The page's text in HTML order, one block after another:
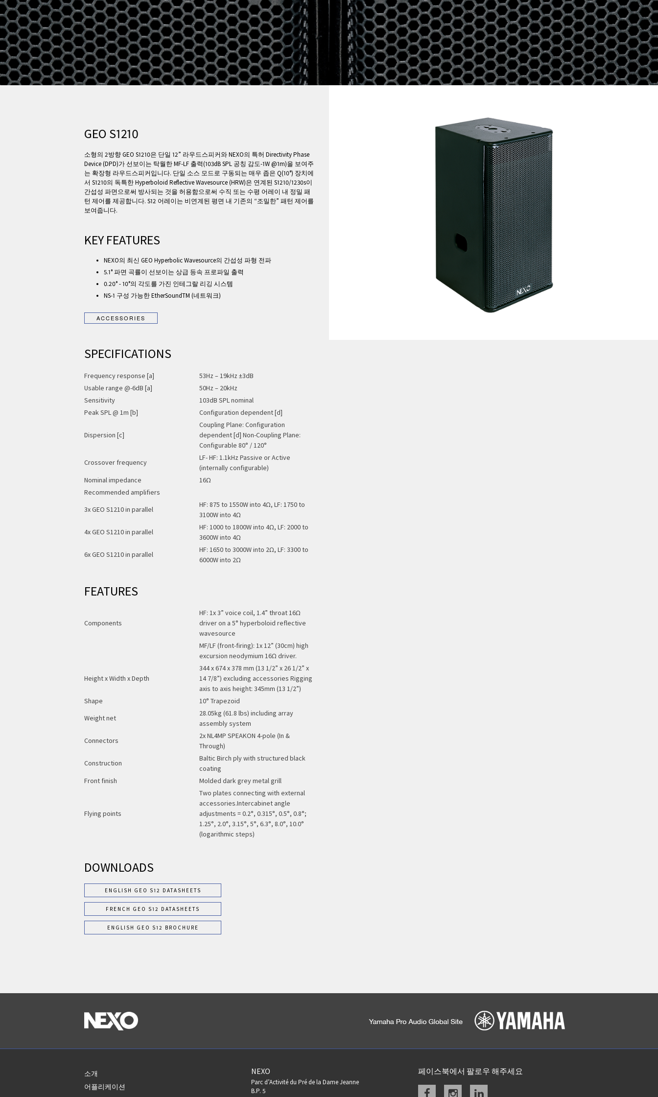
GEO S1210
소형의 2방향 GEO S1210은 단일 12” 라우드스피커와 NEXO의 특허 Directivity Phase
Device (DPD)가 선보이는 탁월한 MF-LF 출력(103dB SPL 공칭 감도-1W @1m)을 보여주
는 확장형 라우드스피커입니다. 단일 소스 모드로 구동되는 매우 좁은 Q(10°) 장치에
서 S1210의 독특한 Hyperboloid Reflective Wavesource (HRW)은 연계된 S1210/1230s이
간섭성 파면으로써 방사되는 것을 허용함으로써 수직 또는 수평 어레이 내 정밀 패
턴 제어를 제공합니다. S12 어레이는 비연계된 평면 내 기존의 “조밀한” 패턴 제어를
보여줍니다.
KEY FEATURES
NEXO의 최신 GEO Hyperbolic Wavesource의 간섭성 파형 전파
5.1° 파면 곡률이 선보이는 상급 등속 프로파일 출력
0.20° - 10°의 각도를 가진 인테그랄 리깅 시스템
NS-1 구성 가능한 EtherSoundTM (네트워크)
SPECIFICATIONS
Frequency response [a]
53Hz – 19kHz ±3dB
Usable range @-6dB [a]
50Hz – 20kHz
Sensitivity
103dB SPL nominal
Peak SPL @ 1m [b]
Configuration dependent [d]
Dispersion [c]
Coupling Plane: Configuration
dependent [d] Non-Coupling Plane:
Configurable 80° / 120°
Crossover frequency
LF- HF: 1.1kHz Passive or Active
(internally configurable)
Nominal impedance
16Ω
Recommended amplifiers
3x GEO S1210 in parallel
HF: 875 to 1550W into 4Ω, LF: 1750 to
3100W into 4Ω
4x GEO S1210 in parallel
HF: 1000 to 1800W into 4Ω, LF: 2000 to
3600W into 4Ω
6x GEO S1210 in parallel
HF: 1650 to 3000W into 2Ω, LF: 3300 to
6000W into 2Ω
FEATURES
Components
HF: 1x 3” voice coil, 1.4” throat 16Ω
driver on a 5° hyperboloid reflective
wavesource
MF/LF (front-firing): 1x 12” (30cm) high
excursion neodymium 16Ω driver.
Height x Width x Depth
344 x 674 x 378 mm (13 1/2” x 26 1/2” x
14 7/8”) excluding accessories Rigging
axis to axis height: 345mm (13 1/2”)
Shape
10° Trapezoid
Weight net
28.05kg (61.8 lbs) including array
assembly system
Connectors
2x NL4MP SPEAKON 4-pole (In &
Through)
Construction
Baltic Birch ply with structured black
coating
Front finish
Molded dark grey metal grill
Flying points
Two plates connecting with external
accessories.Intercabinet angle
adjustments = 0.2°, 0.315°, 0.5°, 0.8°;
1.25°, 2.0°, 3.15°, 5°, 6.3°, 8.0°, 10.0°
(logarithmic steps)
DOWNLOADS
ENGLISH GEO S12 DATASHEETS
FRENCH GEO S12 DATASHEETS
ENGLISH GEO S12 BROCHURE
소개
어플리케이션
NEXO
Parc d’Activité du Pré de la Dame Jeanne
B.P. 5
페이스북에서 팔로우 해주세요
Facebookinstagramlinkedin